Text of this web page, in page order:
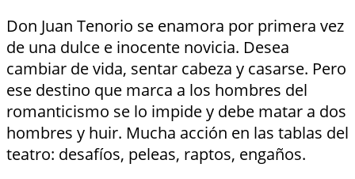
Don Juan Tenorio se enamora por primera vez
de una dulce e inocente novicia. Desea
cambiar de vida, sentar cabeza y casarse. Pero
ese destino que marca a los hombres del
romanticismo se lo impide y debe matar a dos
hombres y huir. Mucha acción en las tablas del
teatro: desafíos, peleas, raptos, engaños.